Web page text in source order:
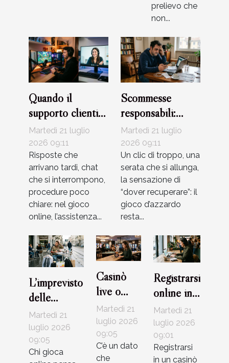
prelievo che
non...
Quando il
supporto clienti
diventa alleato
del giocatore
Martedì 21 luglio
2026 09:11
Risposte che
arrivano tardi, chat
che si interrompono,
procedure poco
chiare: nel gioco
online, l’assistenza...
Scommesse
responsabili:
come riconoscere
i segnali d’allarme
Martedì 21 luglio
2026 09:11
Un clic di troppo, una
serata che si allunga,
la sensazione di
“dover recuperare”: il
gioco d’azzardo
resta...
L’imprevisto
delle
commissioni:
cosa il
giocatore
non
Martedì 21
luglio 2026
09:05
Chi gioca
Casinò
live o
RNG: che
tipo di
giocatore
sei?
Martedì 21
luglio 2026
09:05
C’è un dato
che
Registrarsi
online in
meno di
10 minuti:
mito o
realtà nei
Martedì 21
luglio 2026
09:01
Registrarsi
in un casinò